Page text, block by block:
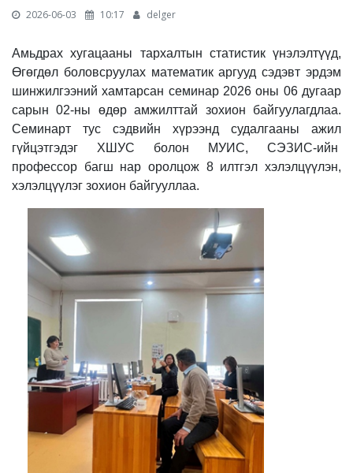
2026-06-03 10:17 delger
Амьдрах хугацааны тархалтын статистик үнэлэлтүүд,
Өгөгдөл боловсруулах математик аргууд сэдэвт эрдэм
шинжилгээний хамтарсан семинар 2026 оны 06 дугаар
сарын 02-ны өдөр амжилттай зохион байгуулагдлаа.
Семинарт тус сэдвийн хүрээнд судалгааны ажил
гүйцэтгэдэг ХШУС болон МУИС, СЭЗИС-ийн
профессор багш нар оролцож 8 илтгэл хэлэлцүүлэн,
хэлэлцүүлэг зохион байгууллаа.